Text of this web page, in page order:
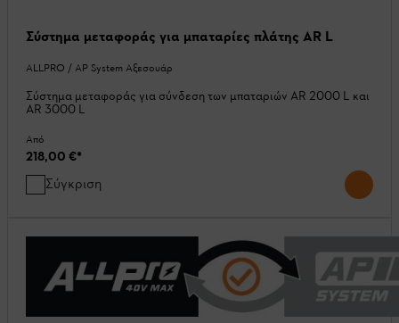
Σύστημα μεταφοράς για μπαταρίες πλάτης AR L
ALLPRO / AP System Αξεσουάρ
Σύστημα μεταφοράς για σύνδεση των μπαταριών AR 2000 L και
AR 3000 L
Από
218,00 €*
Σύγκριση